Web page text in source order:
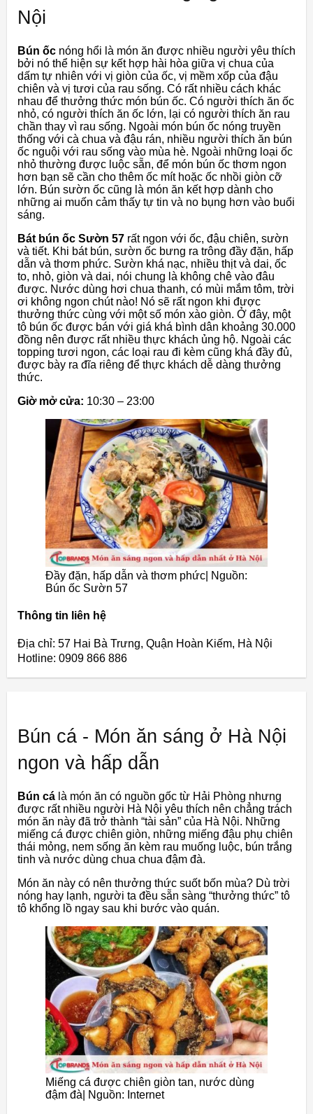
Nội
Bún ốc nóng hổi là món ăn được nhiều người yêu thích
bởi nó thể hiện sự kết hợp hài hòa giữa vị chua của
dấm tự nhiên với vị giòn của ốc, vị mềm xốp của đậu
chiên và vị tươi của rau sống. Có rất nhiều cách khác
nhau để thưởng thức món bún ốc. Có người thích ăn ốc
nhỏ, có người thích ăn ốc lớn, lại có người thích ăn rau
chần thay vì rau sống. Ngoài món bún ốc nóng truyền
thống với cà chua và đậu rán, nhiều người thích ăn bún
ốc nguội với rau sống vào mùa hè. Ngoài những loại ốc
nhỏ thường được luộc sẵn, để món bún ốc thơm ngon
hơn bạn sẽ cần cho thêm ốc mít hoặc ốc nhồi giòn cỡ
lớn. Bún sườn ốc cũng là món ăn kết hợp dành cho
những ai muốn cảm thấy tự tin và no bụng hơn vào buổi
sáng.
Bát bún ốc Sườn 57 rất ngon với ốc, đậu chiên, sườn
và tiết. Khi bát bún, sườn ốc bưng ra trông đầy đặn, hấp
dẫn và thơm phức. Sườn khá nạc, nhiều thịt và dai, ốc
to, nhỏ, giòn và dai, nói chung là không chê vào đâu
được. Nước dùng hơi chua thanh, có mùi mắm tôm, trời
ơi không ngon chút nào! Nó sẽ rất ngon khi được
thưởng thức cùng với một số món xào giòn. Ở đây, một
tô bún ốc được bán với giá khá bình dân khoảng 30.000
đồng nên được rất nhiều thực khách ủng hộ. Ngoài các
topping tươi ngon, các loại rau đi kèm cũng khá đầy đủ,
được bày ra đĩa riêng để thực khách dễ dàng thưởng
thức.
Giờ mở cửa: 10:30 – 23:00
Đầy đặn, hấp dẫn và thơm phức| Nguồn:
Bún ốc Sườn 57
Thông tin liên hệ
Địa chỉ: 57 Hai Bà Trưng, Quận Hoàn Kiếm, Hà Nội
Hotline: 0909 866 886
Bún cá - Món ăn sáng ở Hà Nội
ngon và hấp dẫn
Bún cá là món ăn có nguồn gốc từ Hải Phòng nhưng
được rất nhiều người Hà Nội yêu thích nên chẳng trách
món ăn này đã trở thành “tài sản” của Hà Nội. Những
miếng cá được chiên giòn, những miếng đậu phụ chiên
thái mỏng, nem sống ăn kèm rau muống luộc, bún trắng
tinh và nước dùng chua chua đậm đà.
Món ăn này có nên thưởng thức suốt bốn mùa? Dù trời
nóng hay lạnh, người ta đều sẵn sàng “thưởng thức” tô
tô khổng lồ ngay sau khi bước vào quán.
Miếng cá được chiên giòn tan, nước dùng
đậm đà| Nguồn: Internet